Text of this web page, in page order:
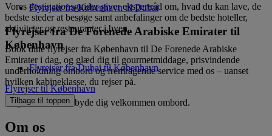
Vores destinationsguider giver ekspertråd om, hvad du kan lave, de
bedste steder at besøge samt anbefalinger om de bedste hoteller,
aktiviteter og restauranter i byen.
Book dine flyrejser fra København til De Forenede Arabiske
Emirater i dag, og glæd dig til gourmetmiddage, prisvindende
underholdning ombord og fremragende service med os – uanset
hvilken kabineklasse, du rejser på.
Vi glæder os til at byde dig velkommen ombord.
Flyrejser fra København til Dubai
Flyrejser fra De Forenede Arabiske Emirater til
København
Flyrejser fra Dubai til København
Flyrejser til København
Tilbage til toppen
Om os